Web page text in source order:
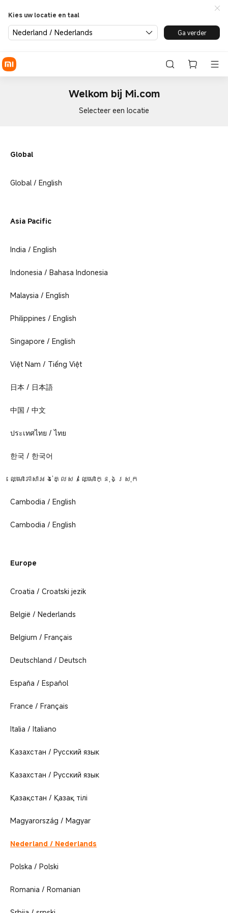
Kies uw locatie en taal
Nederland / Nederlands Ga verder
Welkom bij Mi.com
Selecteer een locatie
Global
Global / English
Asia Pacific
India / English
Indonesia / Bahasa Indonesia
Malaysia / English
Philippines / English
Singapore / English
Việt Nam / Tiếng Việt
日本 / 日本語
中国 / 中文
ประเทศไทย / ไทย
한국 / 한국어
ឈ្មោះភាសាអង់គ្លេស / ឈ្មោះក្នុងស្រុក
Cambodia / English
Cambodia / English
Europe
Croatia / Croatski jezik
België / Nederlands
Belgium / Français
Deutschland / Deutsch
España / Español
France / Français
Italia / Italiano
Казахстан / Русский язык
Казахстан / Русский язык
Қазақстан / Қазақ тілі
Magyarország / Magyar
Nederland / Nederlands
Polska / Polski
Romania / Romanian